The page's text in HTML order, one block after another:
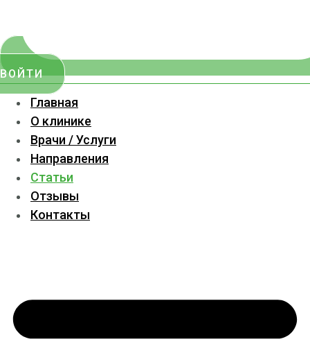
ВОЙТИ
Главная
О клинике
Врачи / Услуги
Направления
Статьи
Отзывы
Контакты